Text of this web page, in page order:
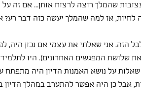
שהמלך רוצה לרצוח אותן... אם זה על
לחיות, אז למה שהמלך יעשה כזה דבר רע?
הזה. אני שאלתי את עצמי אם נכון היה,
שלושת המפגשים האחרונים). היו
שאלות על נושא האמנות הדיון היה מתפתח
אבל כן היה אפשר להתערב במהלך